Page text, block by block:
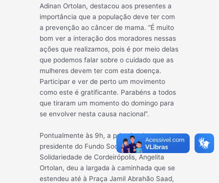
Adinan Ortolan, destacou aos presentes a
importância que a população deve ter com
a prevenção ao câncer de mama. “É muito
bom ver a interação dos moradores nessas
ações que realizamos, pois é por meio delas
que podemos falar sobre o cuidado que as
mulheres devem ter com esta doença.
Participar e ver de perto um movimento
como este é gratificante. Parabéns a todos
que tiraram um momento do domingo para
se envolver nesta causa nacional”.
Pontualmente às 9h, a primeira dama e
presidente do Fundo Social de
Solidariedade de Cordeirópolis, Angelita
Ortolan, deu a largada à caminhada que se
estendeu até à Praça Jamil Abrahão Saad,